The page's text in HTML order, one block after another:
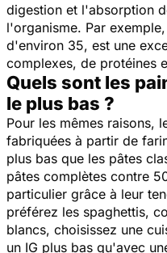
digestion et l'absorption
l'organisme. Par
d'environ 35, est une
complexes, de protéines
Quels sont les
le plus bas ?
Pour les mêmes raisons,
fabriquées à partir de
plus bas que les pâtes
pâtes complètes contre
particulier grâce à leur
préférez les spaghettis,
blancs, choisissez une
un IG plus bas qu'avec